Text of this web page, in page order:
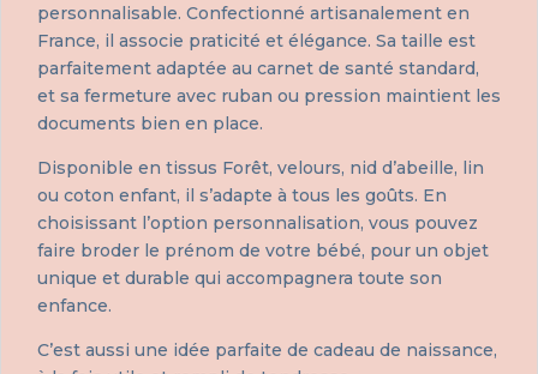
personnalisable. Confectionné artisanalement en
France, il associe praticité et élégance. Sa taille est
parfaitement adaptée au carnet de santé standard,
et sa fermeture avec ruban ou pression maintient les
documents bien en place.
Disponible en tissus Forêt, velours, nid d’abeille, lin
ou coton enfant, il s’adapte à tous les goûts. En
choisissant l’option personnalisation, vous pouvez
faire broder le prénom de votre bébé, pour un objet
unique et durable qui accompagnera toute son
enfance.
C’est aussi une idée parfaite de cadeau de naissance,